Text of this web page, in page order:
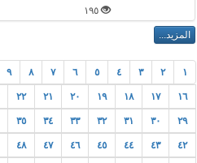
١٩٥
١ ٢ ٣ ٤ ٥ ٦ ٧ ٨ ٩
١٦ ١٧ ١٨ ١٩ ٢٠ ٢١ ٢٢
٢٩ ٣٠ ٣١ ٣٢ ٣٣ ٣٤ ٣٥
٤٢ ٤٣ ٤٤ ٤٥ ٤٦ ٤٧ ٤٨